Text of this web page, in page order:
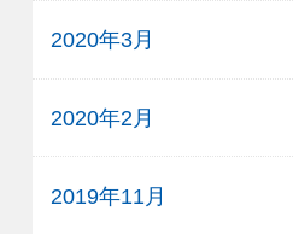
2020年3月
2020年2月
2019年11月